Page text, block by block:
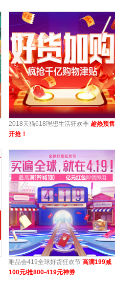
2018天猫618理想生活狂欢季 趁热预售
开抢！
唯品会419全球好货狂欢节 高满199减
100元/抢800-419元神券